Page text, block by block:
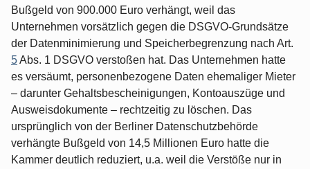
Bußgeld von 900.000 Euro verhängt, weil das
Unternehmen vorsätzlich gegen die DSGVO-Grundsätze
der Datenminimierung und Speicherbegrenzung nach Art.
5Abs. 1 DSGVO verstoßen hat. Das Unternehmen hatte
es versäumt, personenbezogene Daten ehemaliger Mieter
– darunter Gehaltsbescheinigungen, Kontoauszüge und
Ausweisdokumente – rechtzeitig zu löschen. Das
ursprünglich von der Berliner Datenschutzbehörde
verhängte Bußgeld von 14,5 Millionen Euro hatte die
Kammer deutlich reduziert, u.a. weil die Verstöße nur in